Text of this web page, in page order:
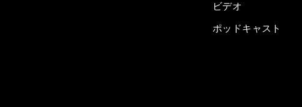
ビデオ
ポッドキャスト